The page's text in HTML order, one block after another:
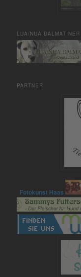
LUA/NUA DALMATINER
PARTNER
Fotokunst Haas